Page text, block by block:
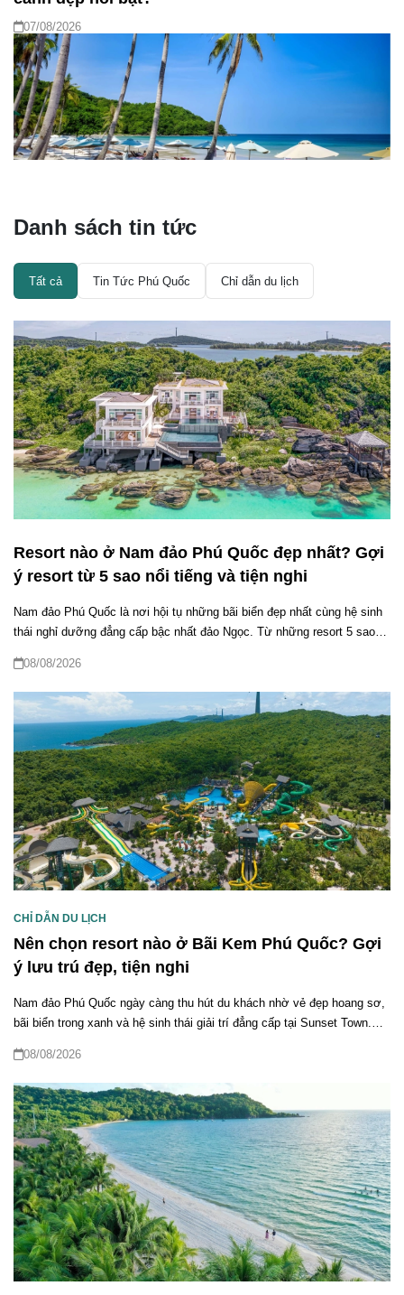
07/08/2026
Danh sách tin tức
Tất cả Tin Tức Phú Quốc Chỉ dẫn du lịch
Resort nào ở Nam đảo Phú Quốc đẹp nhất? Gợi
ý resort từ 5 sao nổi tiếng và tiện nghi
Nam đảo Phú Quốc là nơi hội tụ những bãi biển đẹp nhất cùng hệ sinh
thái nghỉ dưỡng đẳng cấp bậc nhất đảo Ngọc. Từ những resort 5 sao
Hôn, khu vực này mang đến vô vàn lựa chọn hấp dẫn. Tuy nhiên,
không ít du khách vẫn băn khoăn resort nào ở Nam đảo Phú Quốc đẹp
nhất để vừa tận hưởng kỳ nghỉ trọn vẹn, vừa thuận tiện khám phá. Bài
viết dưới đây sẽ giúp bạn giải đáp chi tiết và dễ dàng lựa chọn điểm
lưu trú phù hợp nhất.
08/08/2026
CHỈ DẪN DU LỊCH
Nên chọn resort nào ở Bãi Kem Phú Quốc? Gợi
ý lưu trú đẹp, tiện nghi
Nam đảo Phú Quốc ngày càng thu hút du khách nhờ vẻ đẹp hoang sơ,
bãi biển trong xanh và hệ sinh thái giải trí đẳng cấp tại Sunset Town.
Phú Quốc để vừa nghỉ dưỡng sang trọng, vừa thuận tiện khám phá.
Bài viết dưới đây sẽ giúp bạn giải đáp chi tiết, từ các resort 5 sao nổi
bật đến khách sạn trung tâm Sunset Town và kinh nghiệm lựa chọn phù
hợp nhất.
08/08/2026